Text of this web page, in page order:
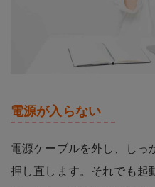
電源が入らない
電源ケーブルを外し、しっ
押し直します。それでも起